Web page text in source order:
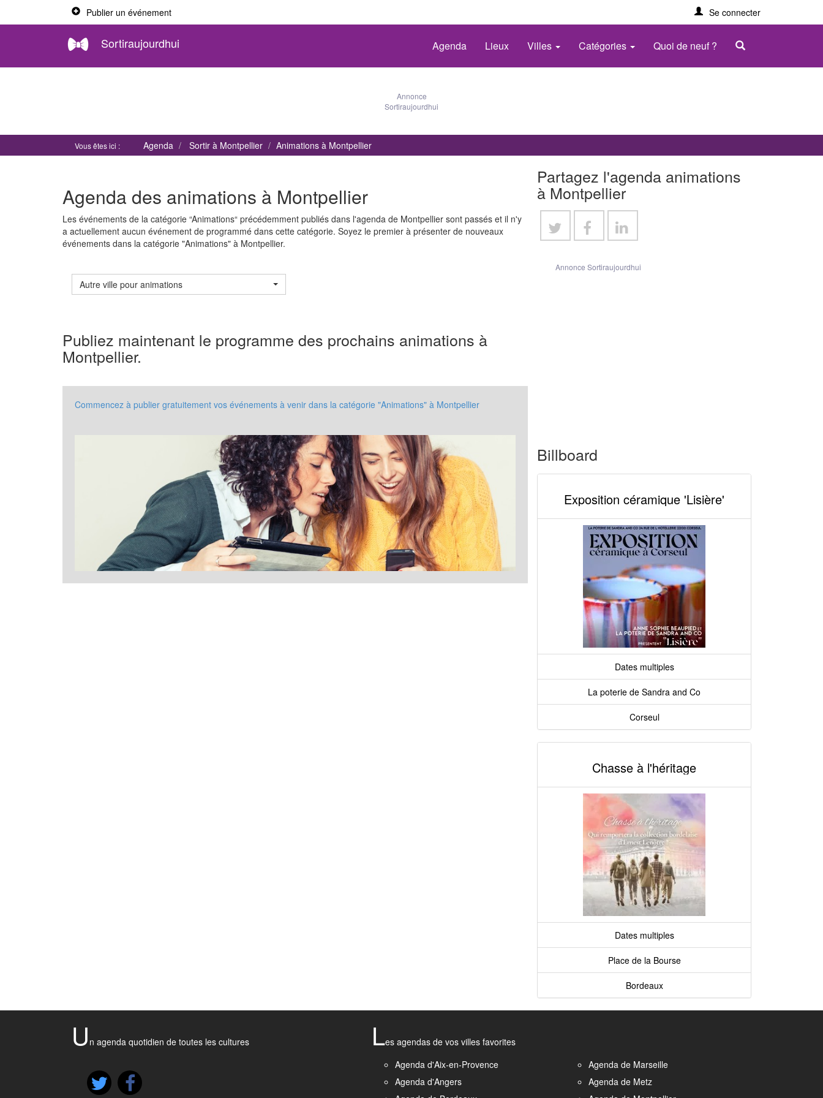
Publier un événement Se connecter
Sortiraujourdhui Agenda Lieux Villes Catégories Quoi de neuf ?
Annonce
Sortiraujourdhui
Vous êtes ici : Agenda Sortir à Montpellier Animations à Montpellier
Agenda des animations à Montpellier
Les événements de la catégorie “Animations“ précédemment publiés dans l'agenda de Montpellier sont passés et il n'y
a actuellement aucun événement de programmé dans cette catégorie. Soyez le premier à présenter de nouveaux
événements dans la catégorie "Animations" à Montpellier.
Autre ville pour animations
Publiez maintenant le programme des prochains animations à
Montpellier.
Commencez à publier gratuitement vos événements à venir dans la catégorie "Animations" à Montpellier
Partagez l'agenda animations
à Montpellier
Annonce Sortiraujourdhui
Billboard
Exposition céramique 'Lisière'
Dates multiples
La poterie de Sandra and Co
Corseul
Chasse à l'héritage
Dates multiples
Place de la Bourse
Bordeaux
U n agenda quotidien de toutes les cultures Les agendas de vos villes favorites
Agenda d'Aix-en-Provence
Agenda d'Angers
Agenda de Marseille
Agenda de Metz